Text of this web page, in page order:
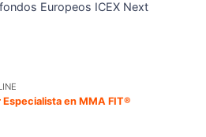
Europeos ICEX Next
en MMA FIT®